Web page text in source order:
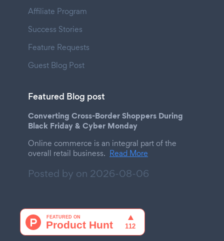
Affiliate Program
Success Stories
Feature Requests
Guest Blog Post
Featured Blog post
Converting Cross-Border Shoppers During
Black Friday & Cyber Monday
Online commerce is an integral part of the
overall retail business. Read More
Posted by on 2026-08-06